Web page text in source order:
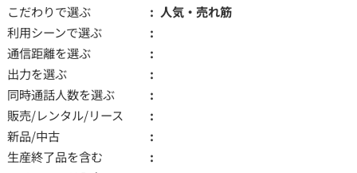
こだわりで選ぶ
人気・売れ筋
利用シーンで選ぶ
通信距離を選ぶ
出力を選ぶ
同時通話人数を選ぶ
販売/レンタル/リース
新品/中古
生産終了品を含む